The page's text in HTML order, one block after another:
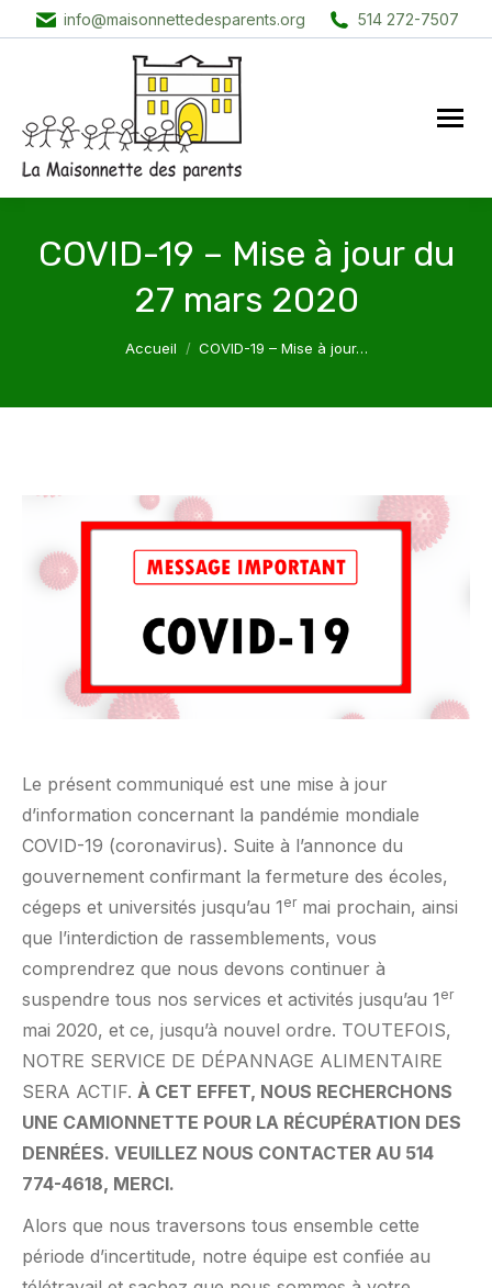
info@maisonnettedesparents.org 514 272-7507
COVID-19 – Mise à jour du
27 mars 2020
Vous êtes ici :
Accueil COVID-19 – Mise à jour…
Le présent communiqué est une mise à jour
d’information concernant la pandémie mondiale
COVID-19 (coronavirus). Suite à l’annonce du
gouvernement confirmant la fermeture des écoles,
cégeps et universités jusqu’au 1 ermai prochain, ainsi
que l’interdiction de rassemblements, vous
comprendrez que nous devons continuer à
suspendre tous nos services et activités jusqu’au 1 er
mai 2020, et ce, jusqu’à nouvel ordre. TOUTEFOIS,
NOTRE SERVICE DE DÉPANNAGE ALIMENTAIRE
SERA ACTIF. À CET EFFET, NOUS RECHERCHONS
UNE CAMIONNETTE POUR LA RÉCUPÉRATION DES
DENRÉES. VEUILLEZ NOUS CONTACTER AU 514
774-4618, MERCI.
Alors que nous traversons tous ensemble cette
période d’incertitude, notre équipe est confiée au